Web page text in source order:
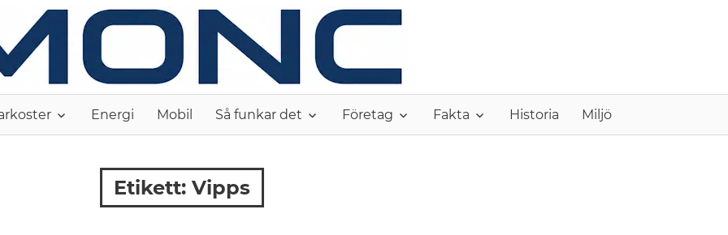
Energi Mobil Så funkar det Företag Fakta Historia Miljö
Etikett: Vipps